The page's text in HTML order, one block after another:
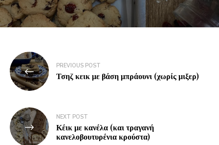
PREVIOUS POST
Τσηζ κεικ με βάση μπράουνι (χωρίς μιξερ)
NEXT POST
Κέικ με κανέλα (και τραγανή
κανελοβουτυρένια κρούστα)